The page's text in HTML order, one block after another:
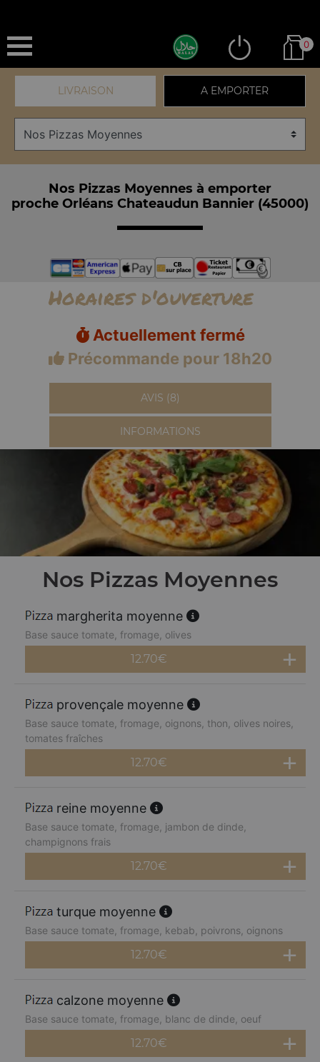
0
LIVRAISON A EMPORTER
Nos Pizzas Moyennes à emporter
proche Orléans Chateaudun Bannier (45000)
Horaires d'ouverture
Actuellement fermé
Précommande pour 18h20
AVIS (8)
INFORMATIONS
Nos Pizzas Moyennes
margherita moyenne
Base sauce tomate, fromage, olives
12.70€
provençale moyenne
Base sauce tomate, fromage, oignons, thon, olives noires,
tomates fraîches
12.70€
reine moyenne
Base sauce tomate, fromage, jambon de dinde,
champignons frais
12.70€
turque moyenne
Base sauce tomate, fromage, kebab, poivrons, oignons
12.70€
calzone moyenne
Base sauce tomate, fromage, blanc de dinde, oeuf
12.70€